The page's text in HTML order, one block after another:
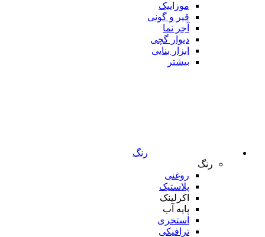
موزاییک
قیر و گونی
آجر نما
دیوار گچی
ابزار بنایی
بیشتر
رنگ
رنگ
روغنی
پلاستیک
اکرلینک
پایه آب
استخری
ترافیکی